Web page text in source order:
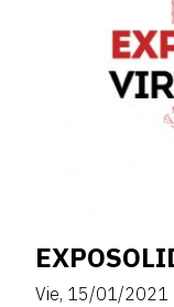
Vie, 15/01/2021